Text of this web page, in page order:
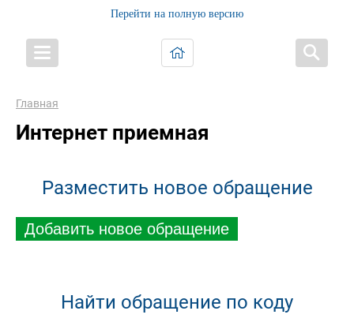
Перейти на полную версию
Главная
Интернет приемная
Разместить новое обращение
Добавить новое обращение
Найти обращение по коду